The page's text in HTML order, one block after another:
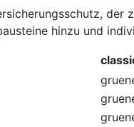
hinzu und